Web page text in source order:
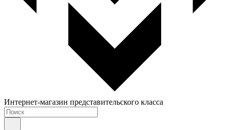
Интернет-магазин представительского класса